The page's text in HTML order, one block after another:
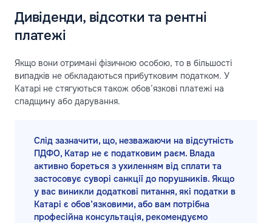
Дивіденди, відсотки та рентні
платежі
Якщо вони отримані фізичною особою, то в більшості
випадків не обкладаються прибутковим податком. У
Катарі не стягуються також обов’язкові платежі на
спадщину або дарування.
Слід зазначити, що, незважаючи на відсутність
ПДФО, Катар не є податковим раєм. Влада
активно бореться з ухиленням від сплати та
застосовує суворі санкції до порушників. Якщо
у вас виникли додаткові питання, які податки в
Катарі є обов’язковими, або вам потрібна
професійна консультація, рекомендуємо